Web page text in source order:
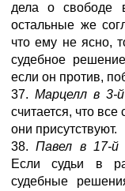
дела о свободе
остальные же
что ему не ясно,
судебное
если он против,
37.Марцелл в 3-
считается, что
они присутствуют.
38.Павел в 17-й
Если судьи в
судебные